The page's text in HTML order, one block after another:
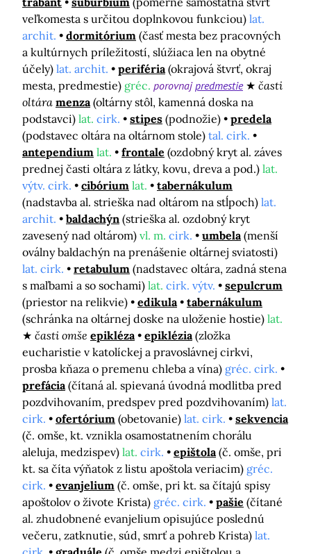
veľkomesta s určitou doplnkovou funkciou) lat.
archit.
dormitórium (časť mesta bez pracovných
a kultúrnych príležitostí, slúžiaca len na obytné
účely) lat. archit. periféria (okrajová štvrť, okraj
mesta, predmestie) gréc. porovnajpredmestie
časti
oltára menza (oltárny stôl, kamenná doska na
podstavci) lat. cirk. stipes (podnožie)
predela
(podstavec oltára na oltárnom stole) tal. cirk.
antependium lat. frontale (ozdobný kryt al. záves
prednej časti oltára z látky, kovu, dreva a pod.) lat.
výtv. cirk.
cibórium lat.
tabernákulum
(nadstavba al. strieška nad oltárom na stĺpoch) lat.
archit.
baldachýn (strieška al. ozdobný kryt
zavesený nad oltárom) vl. m. cirk. umbela (menší
oválny baldachýn na prenášenie oltárnej sviatosti)
lat. cirk.
retabulum (nadstavec oltára, zadná stena
s maľbami a so sochami) lat. cirk. výtv.
sepulcrum
(priestor na relikvie)
edikula
tabernákulum
(schránka na oltárnej doske na uloženie hostie) lat.
časti omše epikléza epiklézia (zložka
eucharistie v katolíckej a pravoslávnej cirkvi,
prosba kňaza o premenu chleba a vína) gréc. cirk.
prefácia (čítaná al. spievaná úvodná modlitba pred
pozdvihovaním, predspev pred pozdvihovaním) lat.
cirk.
ofertórium (obetovanie) lat. cirk.
sekvencia
(č. omše, kt. vznikla osamostatnením chorálu
aleluja, medzispev) lat. cirk. epištola (č. omše, pri
kt. sa číta výňatok z listu apoštola veriacim) gréc.
cirk.
evanjelium (č. omše, pri kt. sa čítajú spisy
apoštolov o živote Krista) gréc. cirk. pašie (čítané
al. zhudobnené evanjelium opisujúce poslednú
večeru, zatknutie, súd, smrť a pohreb Krista) lat.